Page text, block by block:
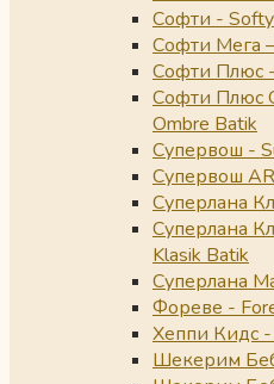
Софти - Softy
Софти Мега
Софти Плюс
Софти Плюс
Ombre Batik
Супервош -
Супервош
Суперлана
Суперлана
Klasik Batik
Суперлана
Фореве -
Хеппи Кидс -
Шекерим